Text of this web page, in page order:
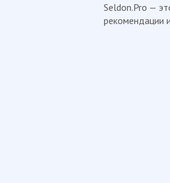
Seldon.Pro —
рекомендации